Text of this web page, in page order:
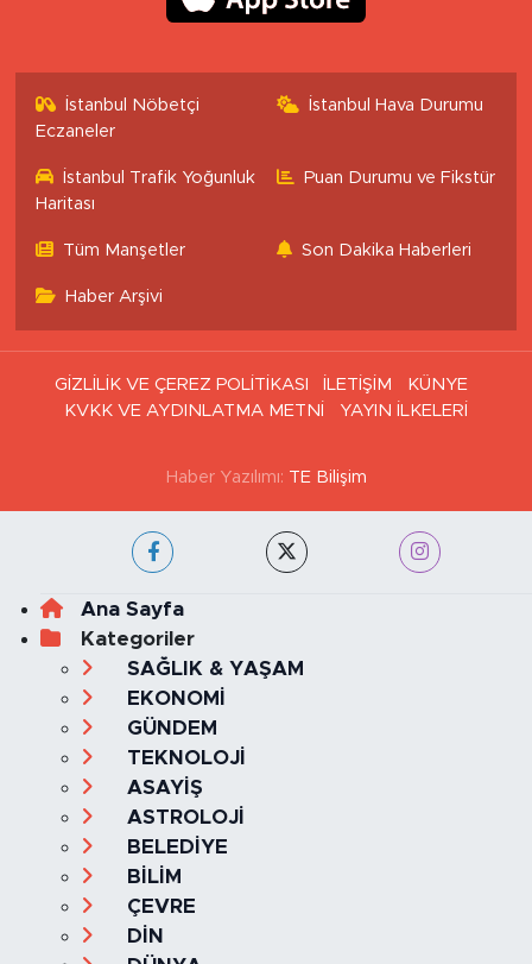
İstanbul Nöbetçi
Eczaneler
İstanbul Hava Durumu
İstanbul Trafik Yoğunluk
Haritası
Puan Durumu ve Fikstür
Tüm Manşetler Son Dakika Haberleri
Haber Arşivi
GİZLİLİK VE ÇEREZ POLİTİKASI İLETİŞİM
KÜNYE
KVKK VE AYDINLATMA METNİ
YAYIN İLKELERİ
Haber Yazılımı: TE Bilişim
Ana Sayfa
Kategoriler
SAĞLIK & YAŞAM
EKONOMİ
GÜNDEM
TEKNOLOJİ
ASAYİŞ
ASTROLOJİ
BELEDİYE
BİLİM
ÇEVRE
DİN